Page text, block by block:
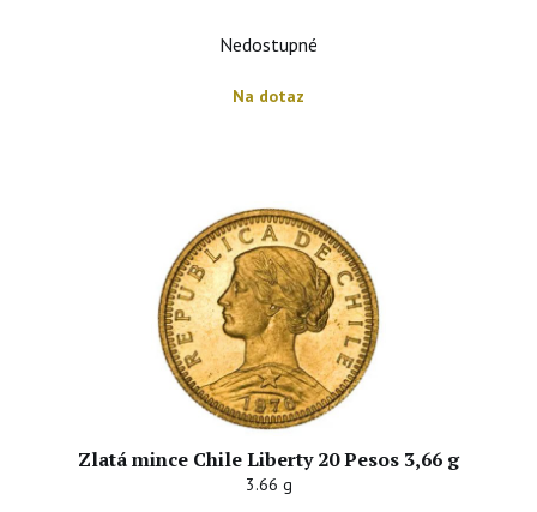
Nedostupné
Na dotaz
Zlatá mince Chile Liberty 20 Pesos 3,66 g
3.66 g